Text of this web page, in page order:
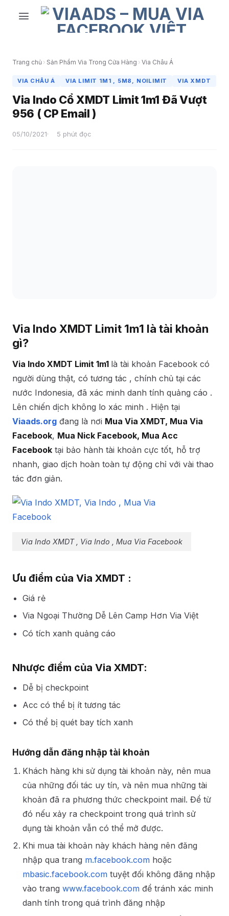
Trang chủ › Sản Phẩm Via Trong Cửa Hàng › Via Châu Á
VIA CHÂU Á VIA LIMIT 1M1 , 5M8, NOILIMIT VIA XMDT
Via Indo Cổ XMDT Limit 1m1 Đã Vượt
956 ( CP Email )
05/10/2021 5 phút đọc
Via Indo XMDT Limit 1m1 là tài khoản
gì?
Via Indo XMDT Limit 1m1 là tài khoản Facebook có
người dùng thật, có tương tác , chính chủ tại các
nước Indonesia, đã xác minh danh tính quảng cáo .
Lên chiến dịch không lo xác minh . Hiện tại
Viaads.org đang là nơi Mua Via XMDT, Mua Via
Facebook, Mua Nick Facebook, Mua Acc
Facebook tại bảo hành tài khoản cực tốt, hỗ trợ
nhanh, giao dịch hoàn toàn tự động chỉ với vài thao
tác đơn giản.
Via Indo XMDT , Via Indo , Mua Via Facebook
Ưu điểm của Via XMDT :
Giá rẻ
Via Ngoại Thường Dễ Lên Camp Hơn Via Việt
Có tích xanh quảng cáo
Nhược điểm của Via XMDT:
Dễ bị checkpoint
Acc có thể bị ít tương tác
Có thể bị quét bay tích xanh
Hướng dẫn đăng nhập tài khoản
Khách hàng khi sử dụng tài khoản này, nên mua
của những đối tác uy tín, và nên mua những tài
khoản đã ra phương thức checkpoint mail. Để từ
đó nếu xảy ra checkpoint trong quá trình sử
dụng tài khoản vẫn có thể mở được.
Khi mua tài khoản này khách hàng nên đăng
nhập qua trang m.facebook.com hoặc
mbasic.facebook.com tuyệt đối không đăng nhập
vào trang www.facebook.com để tránh xác minh
danh tính trong quá trình đăng nhập